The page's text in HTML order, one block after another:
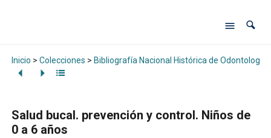
Inicio > Colecciones > Bibliografía Nacional Histórica de Odontología
Salud bucal. prevención y control. Niños de
0 a 6 años